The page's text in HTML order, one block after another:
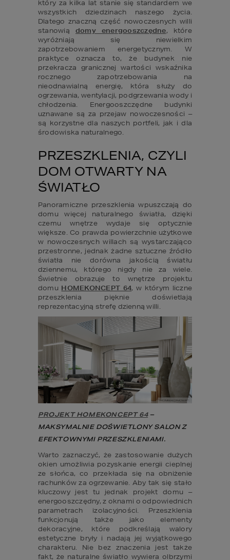
który za kilka lat stanie się standardem we
wszystkich dziedzinach naszego życia.
Dlatego znaczną część nowoczesnych willi
stanowią domy energooszczędne, które
wyróżniają się niewielkim
zapotrzebowaniem energetycznym. W
praktyce oznacza to, że budynek nie
przekracza granicznej wartości wskaźnika
rocznego zapotrzebowania na
nieodnawialną energię, która służy do
ogrzewania, wentylacji, podgrzewania wody i
chłodzenia. Energooszczędne budynki
uznawane są za przejaw nowoczesności –
są korzystne dla naszych portfeli, jak i dla
środowiska naturalnego.
PRZESZKLENIA, CZYLI
DOM OTWARTY NA
ŚWIATŁO
Panoramiczne przeszklenia wpuszczają do
domu więcej naturalnego światła, dzięki
czemu wnętrze wydaje się optycznie
większe. Co prawda powierzchnie użytkowe
w nowoczesnych willach są wystarczająco
przestronne, jednak żadne sztuczne źródło
światła nie dorówna jakością światłu
dziennemu, którego nigdy nie za wiele.
Świetnie obrazuje to wnętrze projektu
domu HOMEKONCEPT 64, w którym liczne
przeszklenia pięknie doświetlają
reprezentacyjną strefę dzienną willi.
PROJEKT HOMEKONCEPT 64 –
MAKSYMALNIE DOŚWIETLONY SALON Z
EFEKTOWNYMI PRZESZKLENIAMI.
Warto zaznaczyć, że zastosowanie dużych
okien umożliwia pozyskanie energii cieplnej
ze słońca, co przekłada się na obniżenie
rachunków za ogrzewanie. Aby tak się stało
kluczowy jest tu jednak projekt domu –
energooszczędny, z oknami o odpowiednich
parametrach izolacyjności. Przeszklenia
funkcjonują także jako elementy
dekoracyjne, które podkreślają walory
estetyczne bryły i nadają jej wyjątkowego
charakteru. Nie bez znaczenia jest także
fakt, że naturalne światło wywiera olbrzymi